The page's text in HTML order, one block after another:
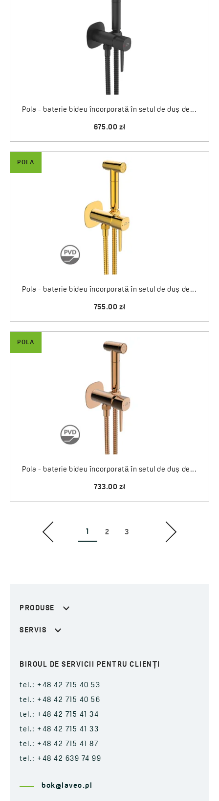
Pola - baterie bideu încorporată în setul de duș de...
675.00 zł
POLA
Pola - baterie bideu încorporată în setul de duș de...
755.00 zł
POLA
Pola - baterie bideu încorporată în setul de duș de...
733.00 zł
1 2 3
PRODUSE
SERVIS
BIROUL DE SERVICII PENTRU CLIENȚI
tel.: +48 42 715 40 53
tel.: +48 42 715 40 56
tel.: +48 42 715 41 34
tel.: +48 42 715 41 33
tel.: +48 42 715 41 87
tel.: +48 42 639 74 99
bok@laveo.pl